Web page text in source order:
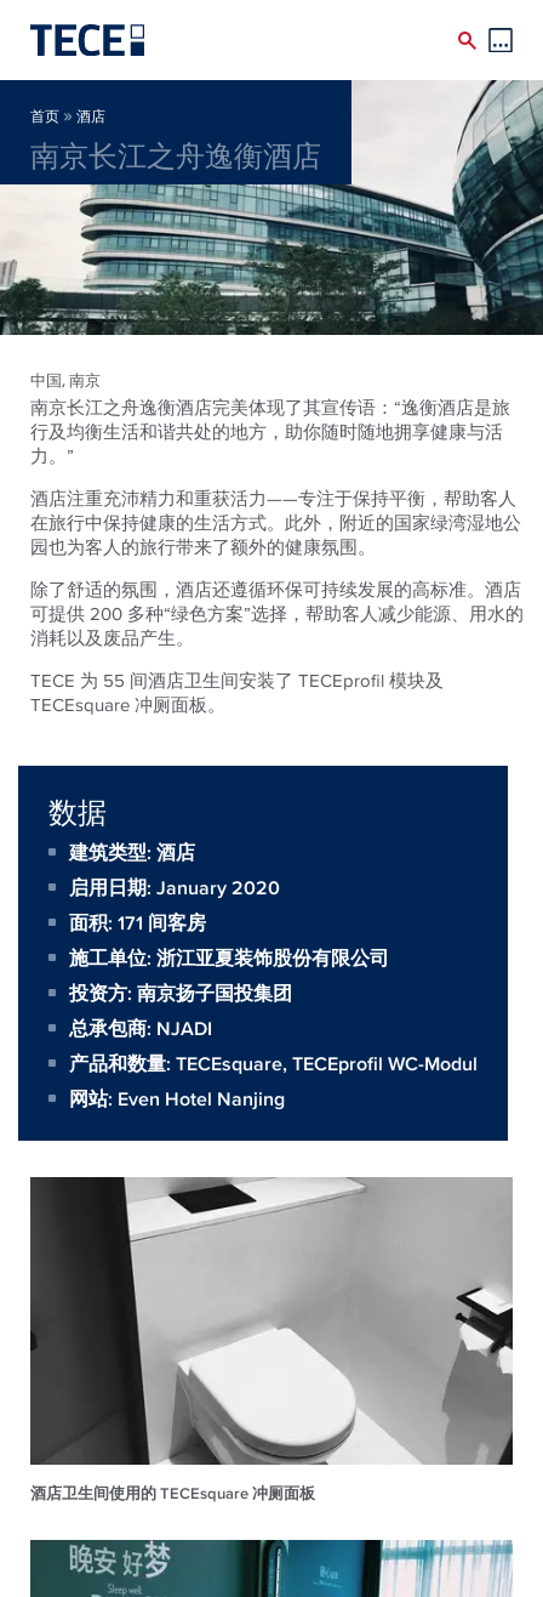
Breadcrumb
首页 » 酒店
南京长江之舟逸衡酒店
中国, 南京
南京长江之舟逸衡酒店完美体现了其宣传语：“逸衡酒店是旅
行及均衡生活和谐共处的地方，助你随时随地拥享健康与活
力。”
酒店注重充沛精力和重获活力——专注于保持平衡，帮助客人
在旅行中保持健康的生活方式。此外，附近的国家绿湾湿地公
园也为客人的旅行带来了额外的健康氛围。
除了舒适的氛围，酒店还遵循环保可持续发展的高标准。酒店
可提供 200 多种“绿色方案”选择，帮助客人减少能源、用水的
消耗以及废品产生。
TECE 为 55 间酒店卫生间安装了 TECEprofil 模块及
TECEsquare 冲厕面板。
数据
建筑类型: 酒店
启用日期: January 2020
面积: 171 间客房
施工单位: 浙江亚夏装饰股份有限公司
投资方: 南京扬子国投集团
总承包商: NJADI
产品和数量: TECEsquare,TECEprofil WC-Modul
网站: Even Hotel Nanjing
酒店卫生间使用的 TECEsquare 冲厕面板